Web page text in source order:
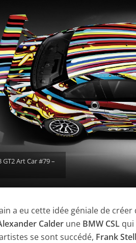
GT2 Art Car #79 –
a eu cette idée géniale de
Calder une BMW CSL
se sont succédé, Frank